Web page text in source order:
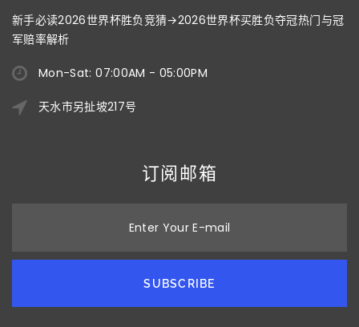
新手必读2026世界杯胜负竞猜→2026世界杯买胜负夺冠热门与冠
军赔率解析
Mon-Sat: 07:00AM - 05:00PM
天水市另扯坡217号
订阅邮箱
Enter Your E-mail
SUBSCRIBE